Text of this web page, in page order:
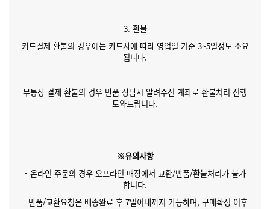
3. 환불
카드결제 환불의 경우에는 카드사에 따라 영업일 기준 3~5일정도 소요
됩니다.
무통장 결제 환불의 경우 반품 상담시 알려주신 계좌로 환불처리 진행
도와드립니다.
※유의사항
- 온라인 주문의 경우 오프라인 매장에서 교환/반품/환불처리가 불가
합니다.
- 반품/교환요청은 배송완료 후 7일이내까지 가능하며, 구매확정 이후